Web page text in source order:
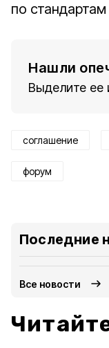
по
Нашли
Выделите ее
соглашение
форум
Последние
Все новости